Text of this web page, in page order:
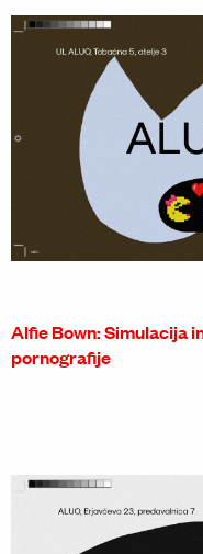
Alfie Bown: Simulacija
pornografije